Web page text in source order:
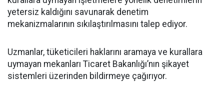
yetersiz kaldığını savunarak denetim
mekanizmalarının sıkılaştırılmasını talep ediyor.
Uzmanlar, tüketicileri haklarını aramaya ve kurallara
uymayan mekanları Ticaret Bakanlığı’nın şikayet
sistemleri üzerinden bildirmeye çağırıyor.